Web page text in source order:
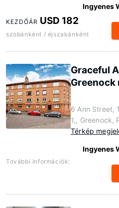
Ingyenes
KEZDŐÁR USD 182
szobánként / éjszakánként
Graceful
Greenock
6 Ann Street,
1,, Greenock,
Térkép
Ingyenes
További információk: